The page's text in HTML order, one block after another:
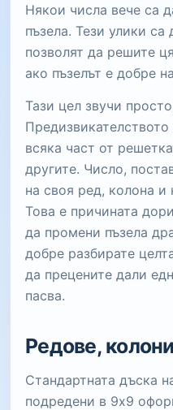
Някои числа вече са
пъзела. Тези улики са
позволят да решите
ако пъзелът е добре
Тази цел звучи
всяка част от
другите. Число,
на своя ред, колона и
Това е причината
да промени пъзела
добре разбирате
да прецените дали
пасва.
Редове,
Стандартната дъска
подредени в 9x9